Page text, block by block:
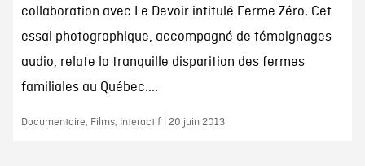
collaboration avec Le Devoir intitulé Ferme Zéro. Cet
essai photographique, accompagné de témoignages
audio, relate la tranquille disparition des fermes
familiales au Québec....
Documentaire, Films, Interactif | 20 juin 2013